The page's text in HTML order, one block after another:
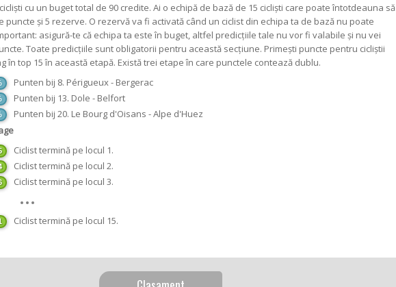
cu un buget total de 90 credite. Ai o echipă de bază de 15 cicliști care poate întotdeauna să
puncte și 5 rezerve. O rezervă va fi activată când un ciclist din echipa ta de bază nu poate
asigură-te că echipa ta este în buget, altfel predicțiile tale nu vor fi valabile și nu vei
Toate predicțiile sunt obligatorii pentru această secțiune. Primești puncte pentru cicliștii
în top 15 în această etapă. Există trei etape în care punctele contează dublu.
Punten bij 8. Périgueux - Bergerac
Punten bij 13. Dole - Belfort
Punten bij 20. Le Bourg d'Oisans - Alpe d'Huez
Ciclist termină pe locul 1.
Ciclist termină pe locul 2.
Ciclist termină pe locul 3.
Ciclist termină pe locul 15.